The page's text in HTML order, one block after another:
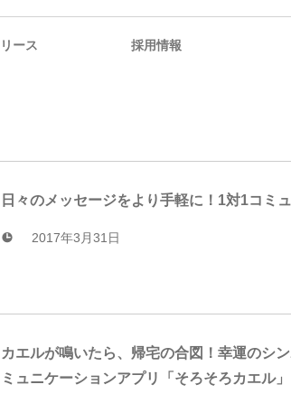
ース 採用情報
日々のメッセージをより手軽に！1対1コミ
2017年3月31日
カエルが鳴いたら、帰宅の合図！幸運のシ
ミュニケーションアプリ「そろそろカエル」